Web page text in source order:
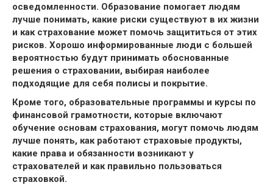
осведомленности. Образование помогает людям
лучше понимать, какие риски существуют в их жизни
и как страхование может помочь защититься от этих
рисков. Хорошо информированные люди с большей
вероятностью будут принимать обоснованные
решения о страховании, выбирая наиболее
подходящие для себя полисы и покрытие.
Кроме того, образовательные программы и курсы по
финансовой грамотности, которые включают
обучение основам страхования, могут помочь людям
лучше понять, как работают страховые продукты,
какие права и обязанности возникают у
страхователей и как правильно пользоваться
страховкой.